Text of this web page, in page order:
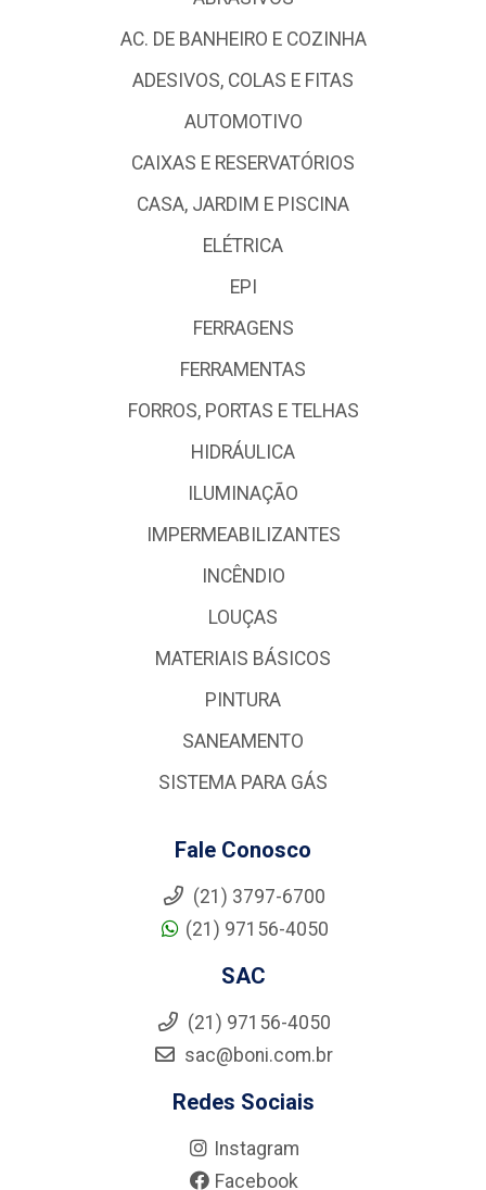
AC. DE BANHEIRO E COZINHA
ADESIVOS, COLAS E FITAS
AUTOMOTIVO
CAIXAS E RESERVATÓRIOS
CASA, JARDIM E PISCINA
ELÉTRICA
EPI
FERRAGENS
FERRAMENTAS
FORROS, PORTAS E TELHAS
HIDRÁULICA
ILUMINAÇÃO
IMPERMEABILIZANTES
INCÊNDIO
LOUÇAS
MATERIAIS BÁSICOS
PINTURA
SANEAMENTO
SISTEMA PARA GÁS
Fale Conosco
(21) 3797-6700
(21) 97156-4050
SAC
(21) 97156-4050
sac@boni.com.br
Redes Sociais
Instagram
Facebook